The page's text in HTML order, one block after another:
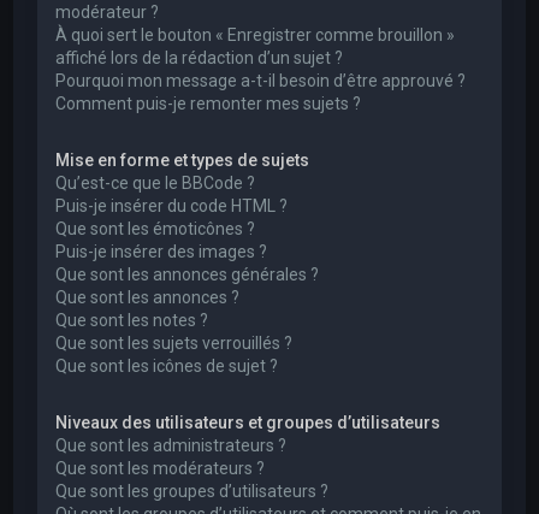
modérateur ?
À quoi sert le bouton « Enregistrer comme brouillon »
affiché lors de la rédaction d’un sujet ?
Pourquoi mon message a-t-il besoin d’être approuvé ?
Comment puis-je remonter mes sujets ?
Mise en forme et types de sujets
Qu’est-ce que le BBCode ?
Puis-je insérer du code HTML ?
Que sont les émoticônes ?
Puis-je insérer des images ?
Que sont les annonces générales ?
Que sont les annonces ?
Que sont les notes ?
Que sont les sujets verrouillés ?
Que sont les icônes de sujet ?
Niveaux des utilisateurs et groupes d’utilisateurs
Que sont les administrateurs ?
Que sont les modérateurs ?
Que sont les groupes d’utilisateurs ?